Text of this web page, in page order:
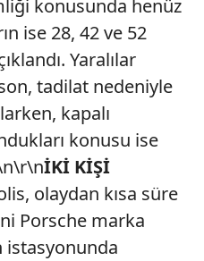
konusunda henüz
ise 28, 42 ve 52
Yaralılar
tadilat nedeniyle
kapalı
konusu ise
İKİ KİŞİ
olaydan kısa süre
Porsche marka